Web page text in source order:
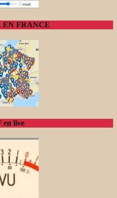
FRANCE
en live